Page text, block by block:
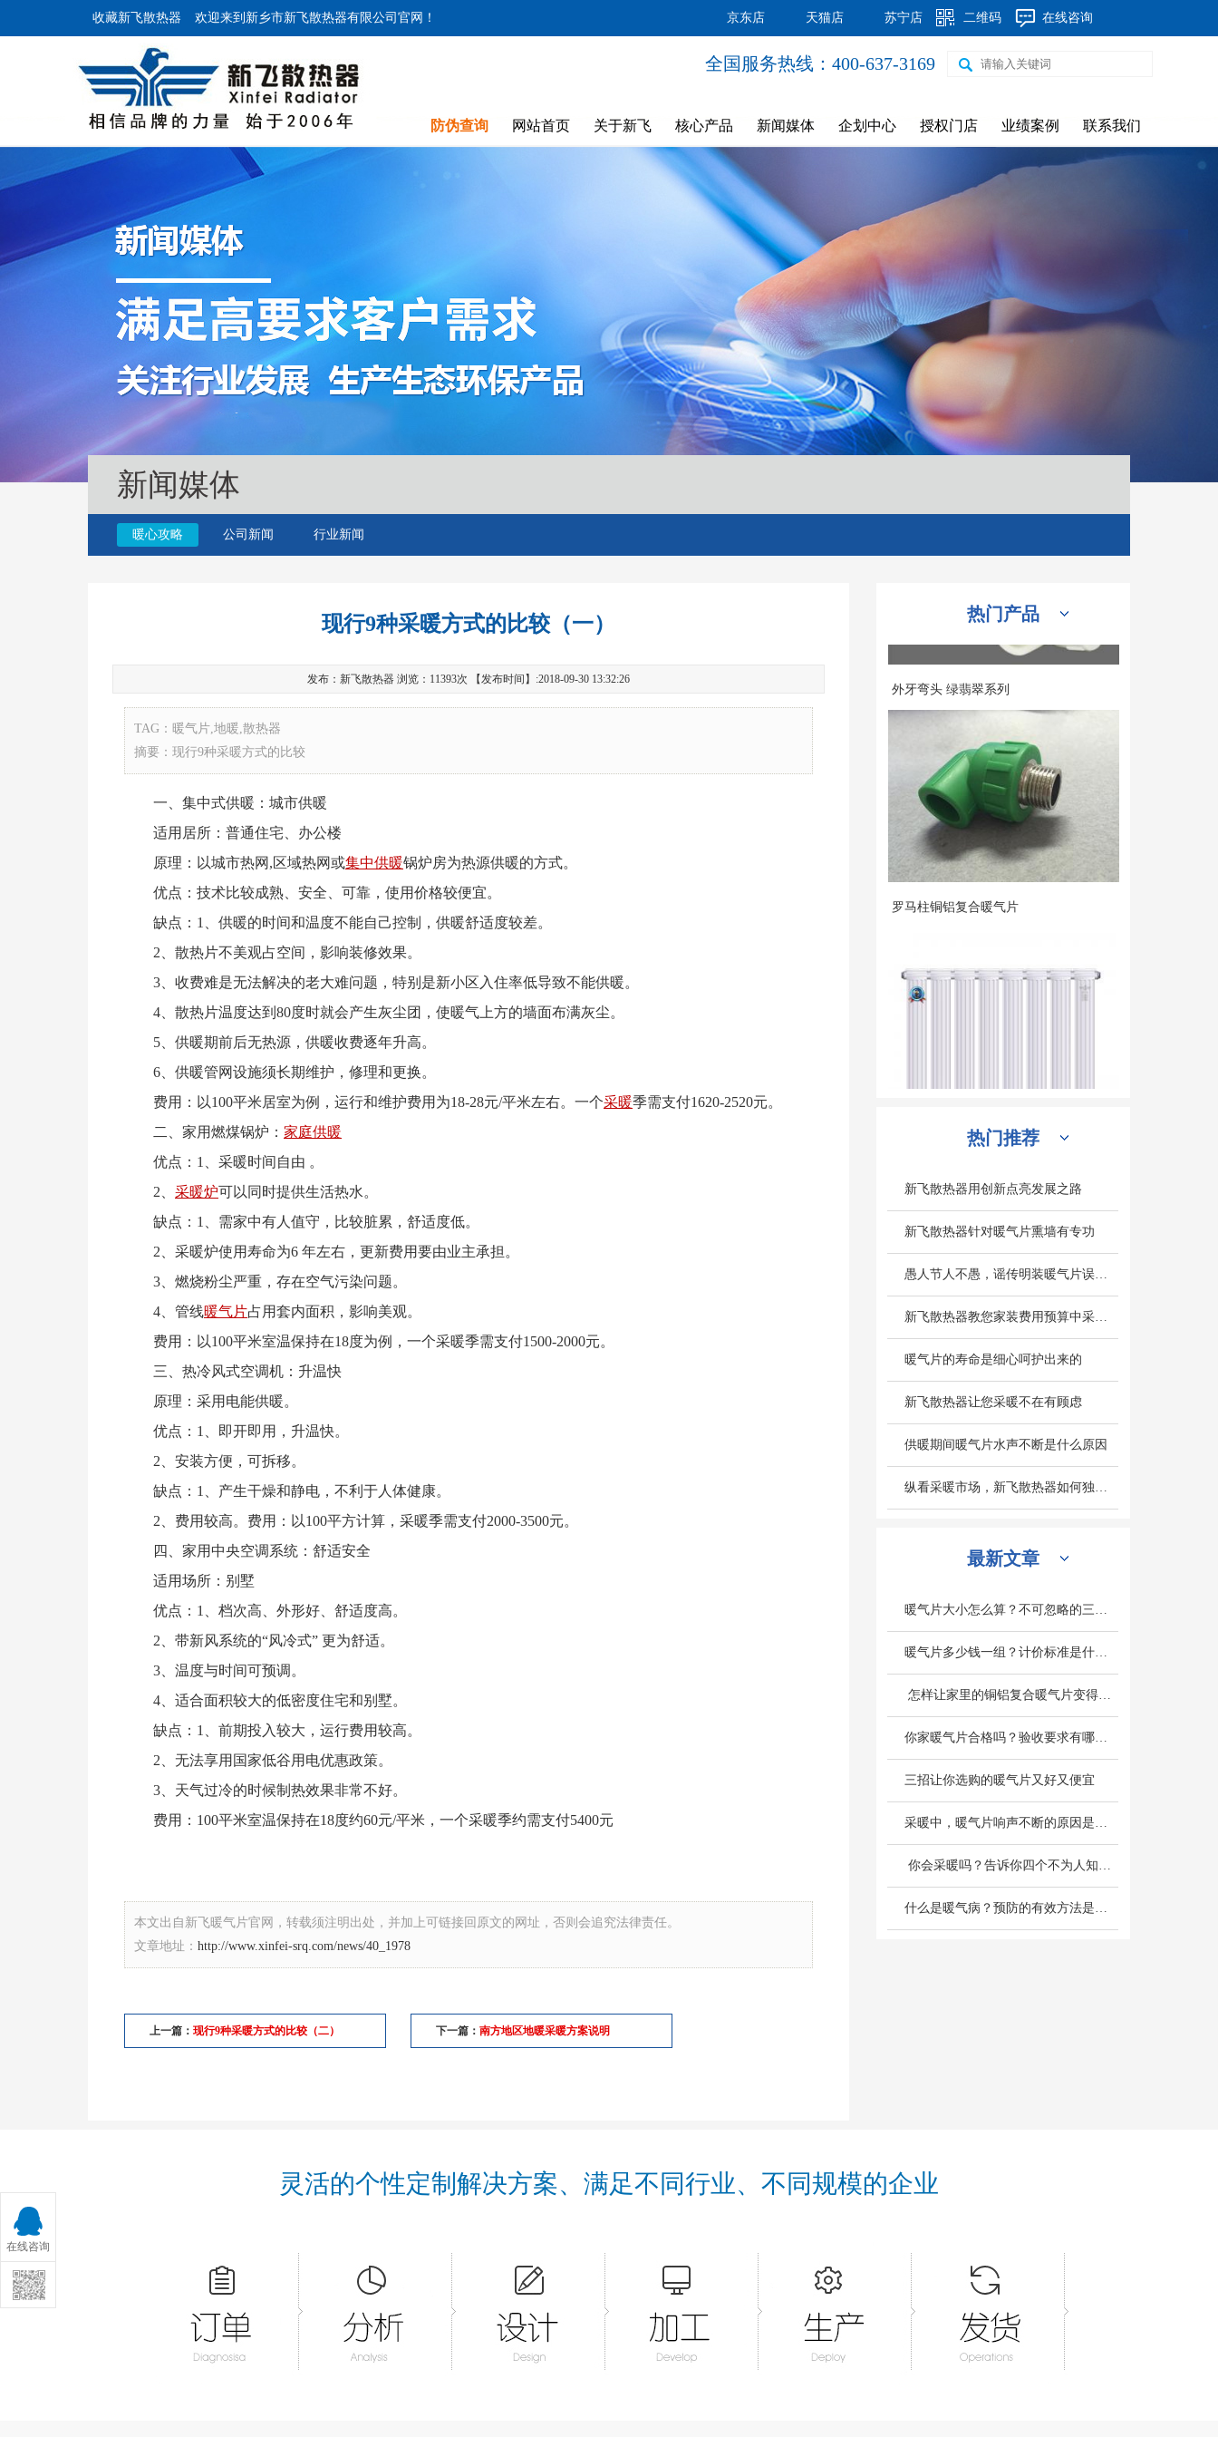
收藏新飞散热器 欢迎来到新乡市新飞散热器有限公司官网！ 京东店 天猫店 苏宁店 二维码 在线咨询
全国服务热线：400-637-3169
防伪查询 网站首页 关于新飞 核心产品 新闻媒体 企划中心 授权门店 业绩案例 联系我们
新闻媒体
暖心攻略 公司新闻 行业新闻
现行9种采暖方式的比较（一）
发布：新飞散热器 浏览：11393次 【发布时间】:2018-09-30 13:32:26
TAG：暖气片,地暖,散热器
摘要：现行9种采暖方式的比较
一、集中式供暖：城市供暖
适用居所：普通住宅、办公楼
原理：以城市热网,区域热网或集中供暖锅炉房为热源供暖的方式。
优点：技术比较成熟、安全、可靠，使用价格较便宜。
缺点：1、供暖的时间和温度不能自己控制，供暖舒适度较差。
2、散热片不美观占空间，影响装修效果。
3、收费难是无法解决的老大难问题，特别是新小区入住率低导致不能供暖。
4、散热片温度达到80度时就会产生灰尘团，使暖气上方的墙面布满灰尘。
5、供暖期前后无热源，供暖收费逐年升高。
6、供暖管网设施须长期维护，修理和更换。
费用：以100平米居室为例，运行和维护费用为18-28元/平米左右。一个采暖季需支付1620-2520元。
二、家用燃煤锅炉： 家庭供暖
优点：1、采暖时间自由 。
2、 采暖炉可以同时提供生活热水。
缺点：1、需家中有人值守，比较脏累，舒适度低。
2、采暖炉使用寿命为6 年左右，更新费用要由业主承担。
3、燃烧粉尘严重，存在空气污染问题。
4、管线暖气片占用套内面积，影响美观。
费用：以100平米室温保持在18度为例，一个采暖季需支付1500-2000元。
三、热冷风式空调机：升温快
原理：采用电能供暖。
优点：1、即开即用，升温快。
2、安装方便，可拆移。
缺点：1、产生干燥和静电，不利于人体健康。
2、费用较高。费用：以100平方计算，采暖季需支付2000-3500元。
四、家用中央空调系统：舒适安全
适用场所：别墅
优点：1、档次高、外形好、舒适度高。
2、带新风系统的“风冷式” 更为舒适。
3、温度与时间可预调。
4、适合面积较大的低密度住宅和别墅。
缺点：1、前期投入较大，运行费用较高。
2、无法享用国家低谷用电优惠政策。
3、天气过冷的时候制热效果非常不好。
费用：100平米室温保持在18度约60元/平米，一个采暖季约需支付5400元
本文出自新飞暖气片官网，转载须注明出处，并加上可链接回原文的网址，否则会追究法律责任。
文章地址： http://www.xinfei-srq.com/news/40_1978
上一篇： 现行9种采暖方式的比较（二） 下一篇： 南方地区地暖采暖方案说明
热门产品
新飞元宝换热器8柱
铜铝85X85 棱镜系列暖气片
热门推荐
新飞散热器用创新点亮发展之路
新飞散热器针对暖气片熏墙有专功
愚人节人不愚，谣传明装暖气片误区别轻信
新飞散热器教您家装费用预算中采暖设备造价怎么计算
暖气片的寿命是细心呵护出来的
新飞散热器让您采暖不在有顾虑
供暖期间暖气片水声不断是什么原因
纵看采暖市场，新飞散热器如何独旗一帜深受人们欢迎
最新文章
暖气片大小怎么算？不可忽略的三个因素是什么？
暖气片多少钱一组？计价标准是什么？
怎样让家里的铜铝复合暖气片变得更热呢？
你家暖气片合格吗？验收要求有哪些？
三招让你选购的暖气片又好又便宜
采暖中，暖气片响声不断的原因是什么？
你会采暖吗？告诉你四个不为人知的采暖小常识
什么是暖气病？预防的有效方法是什么？
灵活的个性定制解决方案、满足不同行业、不同规模的企业
在线咨询